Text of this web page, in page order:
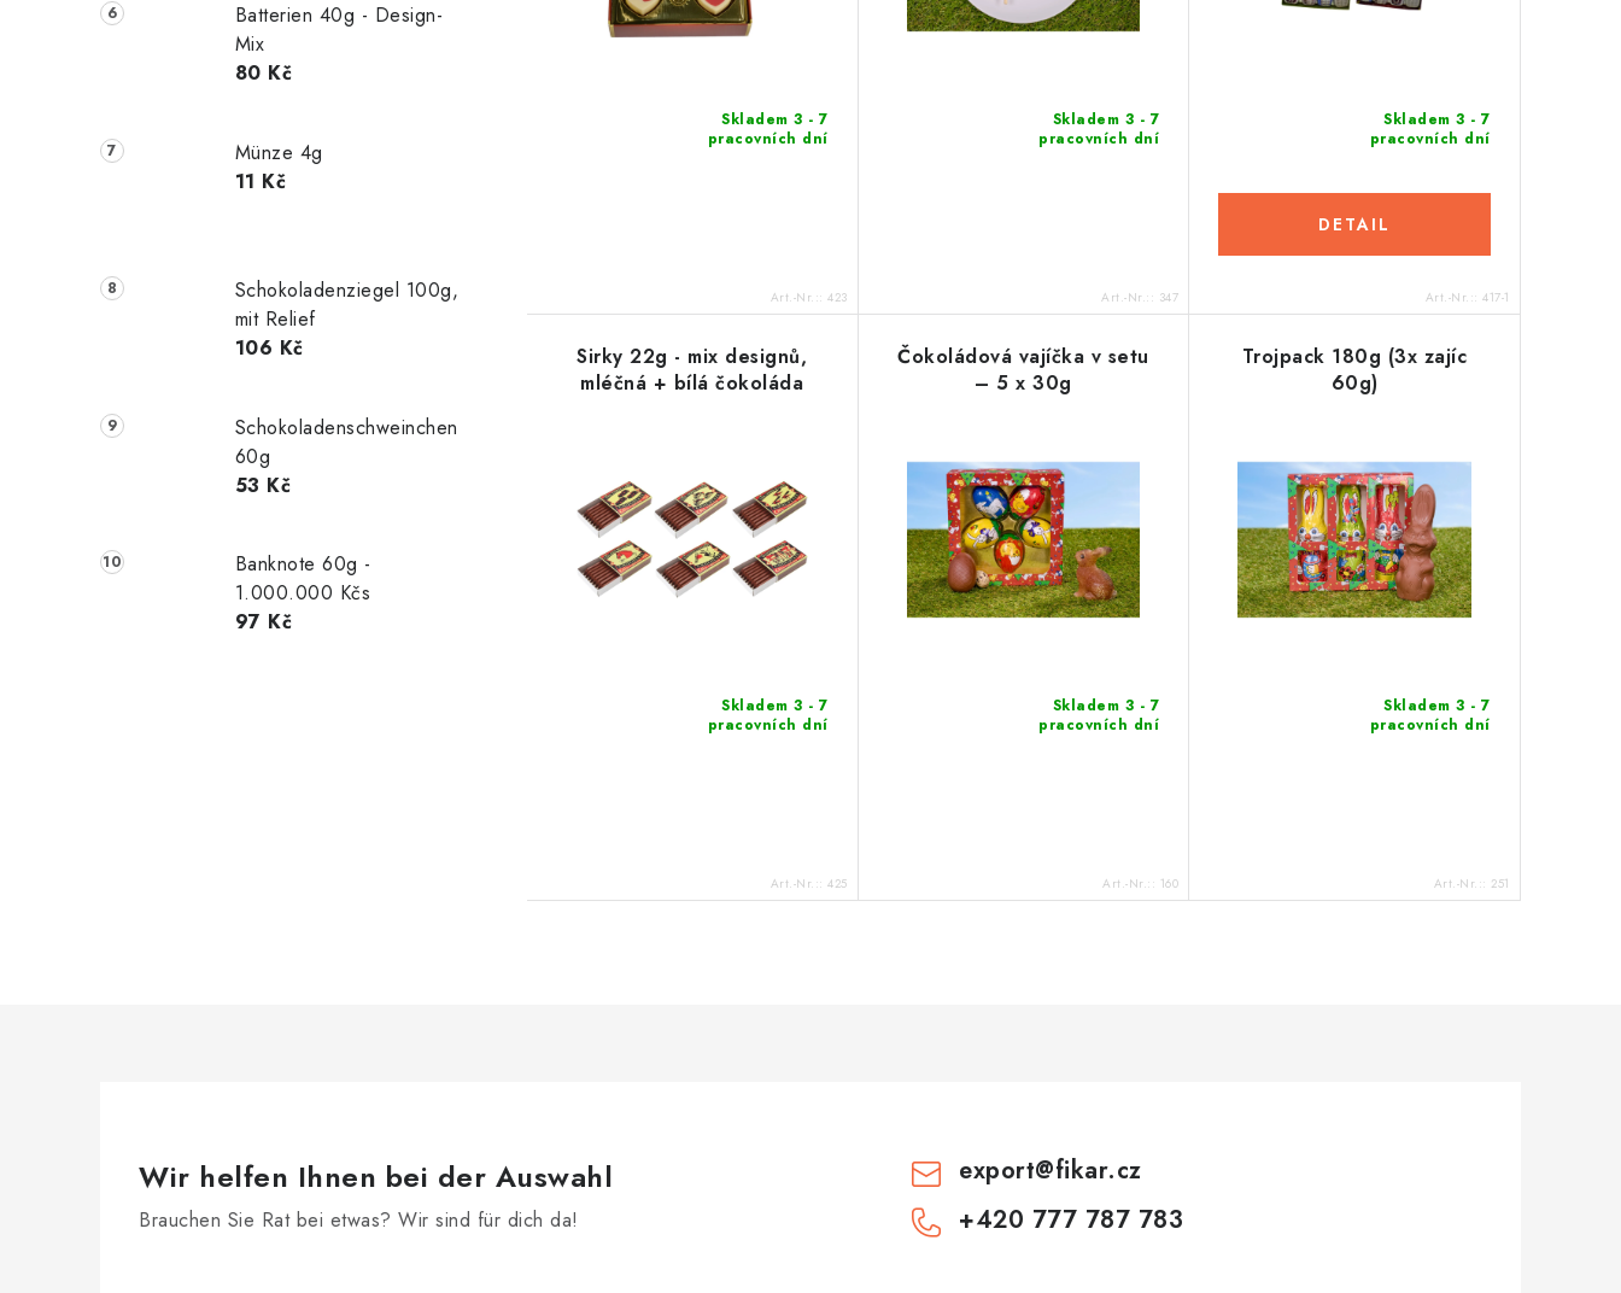
Batterien 40g - Design-
Mix
80 Kč
Münze 4g
11 Kč
Schokoladenziegel 100g,
mit Relief
106 Kč
Schokoladenschweinchen
60g
53 Kč
Banknote 60g -
1.000.000 Kčs
97 Kč
Skladem 3 - 7
pracovních dní
Art.-Nr.::423
Skladem 3 - 7
pracovních dní
Art.-Nr.:: 347
Skladem 3 - 7
pracovních dní
DETAIL
Art.-Nr.::417-1
Sirky 22g - mix designů,
mléčná + bílá čokoláda
Skladem 3 - 7
pracovních dní
Art.-Nr.::425
Čokoládová vajíčka v setu
– 5 x 30g
Skladem 3 - 7
pracovních dní
Art.-Nr.:: 160
Trojpack 180g (3x zajíc
60g)
Skladem 3 - 7
pracovních dní
Art.-Nr.:: 251
Wir helfen Ihnen bei der Auswahl
Brauchen Sie Rat bei etwas? Wir sind für dich da!
export@fikar.cz
+420 777 787 783